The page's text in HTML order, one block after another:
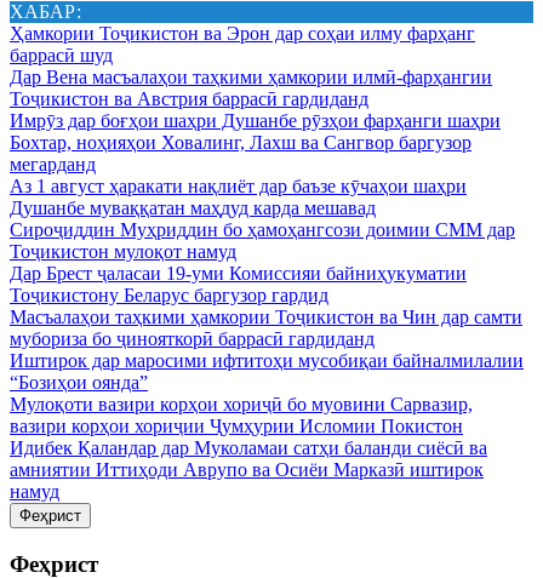
ХАБАР:
Ҳамкории Тоҷикистон ва Эрон дар соҳаи илму фарҳанг
баррасӣ шуд
Дар Вена масъалаҳои таҳкими ҳамкории илмӣ-фарҳангии
Тоҷикистон ва Австрия баррасӣ гардиданд
Имрӯз дар боғҳои шаҳри Душанбе рӯзҳои фарҳанги шаҳри
Бохтар, ноҳияҳои Ховалинг, Лахш ва Сангвор баргузор
мегарданд
Аз 1 август ҳаракати нақлиёт дар баъзе кӯчаҳои шаҳри
Душанбе муваққатан маҳдуд карда мешавад
Сироҷиддин Муҳриддин бо ҳамоҳангсози доимии СММ дар
Тоҷикистон мулоқот намуд
Дар Брест ҷаласаи 19-уми Комиссияи байниҳукуматии
Тоҷикистону Беларус баргузор гардид
Масъалаҳои таҳкими ҳамкории Тоҷикистон ва Чин дар самти
мубориза бо ҷинояткорӣ баррасӣ гардиданд
Иштирок дар маросими ифтитоҳи мусобиқаи байналмилалии
“Бозиҳои оянда”
Мулоқоти вазири корҳои хориҷӣ бо муовини Сарвазир,
вазири корҳои хориҷии Ҷумҳурии Исломии Покистон
Идибек Қаландар дар Муколамаи сатҳи баланди сиёсӣ ва
амниятии Иттиҳоди Аврупо ва Осиёи Марказӣ иштирок
намуд
Феҳрист
Феҳрист